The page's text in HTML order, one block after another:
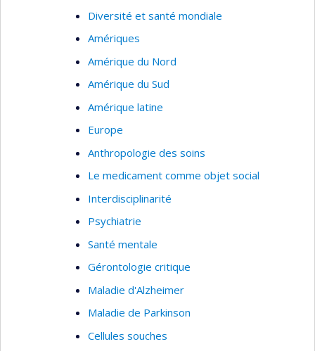
Diversité et santé mondiale
Amériques
Amérique du Nord
Amérique du Sud
Amérique latine
Europe
Anthropologie des soins
Le medicament comme objet social
Interdisciplinarité
Psychiatrie
Santé mentale
Gérontologie critique
Maladie d'Alzheimer
Maladie de Parkinson
Cellules souches